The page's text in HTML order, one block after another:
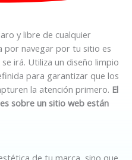
y libre de cualquier
por navegar por tu sitio es
irá. Utiliza un diseño limpio
para garantizar que los
la atención primero. El
sobre un sitio web están